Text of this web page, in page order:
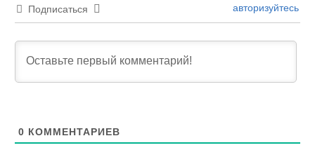
Подписаться авторизуйтесь
0 КОММЕНТАРИЕВ